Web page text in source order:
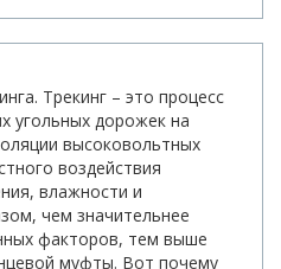
Трекинг – это процесс
угольных дорожек на
высоковольтных
воздействия
влажности и
чем значительнее
факторов, тем выше
муфты. Вот почему